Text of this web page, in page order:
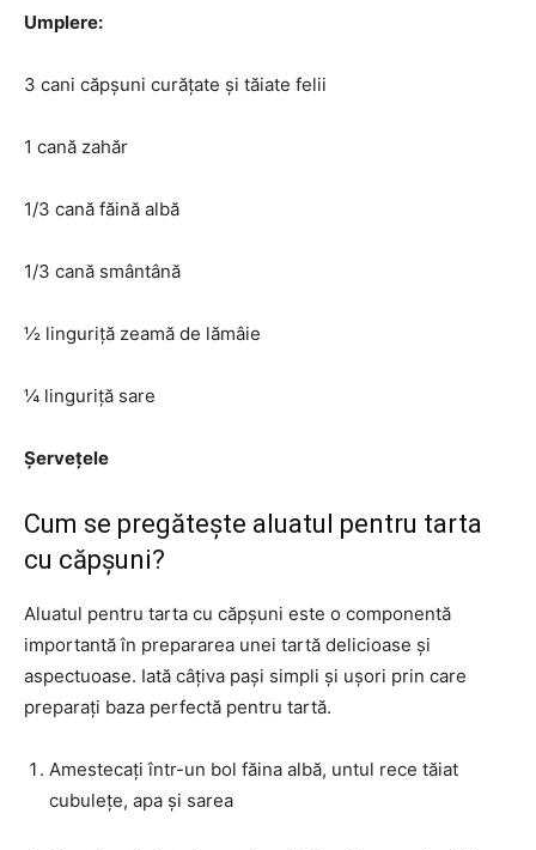
Umplere:
3 cani căpșuni curățate și tăiate felii
1 cană zahăr
1/3 cană făină albă
1/3 cană smântână
½ linguriță zeamă de lămâie
¼ linguriță sare
Șervețele
Cum se pregătește aluatul pentru tarta
cu căpșuni?
Aluatul pentru tarta cu căpșuni este o componentă
importantă în prepararea unei tartă delicioase și
aspectuoase. Iată câțiva pași simpli și ușori prin care
preparați baza perfectă pentru tartă.
Amestecați într-un bol făina albă, untul rece tăiat
cubulețe, apa și sarea